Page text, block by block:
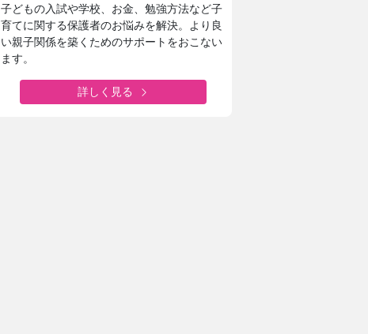
子どもの入試や学校、お金、勉強方法など子
育てに関する保護者のお悩みを解決。より良
い親子関係を築くためのサポートをおこない
ます。
詳しく見る